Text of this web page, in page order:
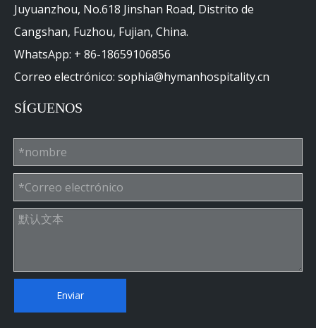
Juyuanzhou, No.618 Jinshan Road, Distrito de
Cangshan, Fuzhou, Fujian, China.
WhatsApp: + 86-18659106856
Correo electrónico: sophia@hymanhospitality.cn
SÍGUENOS
Enviar